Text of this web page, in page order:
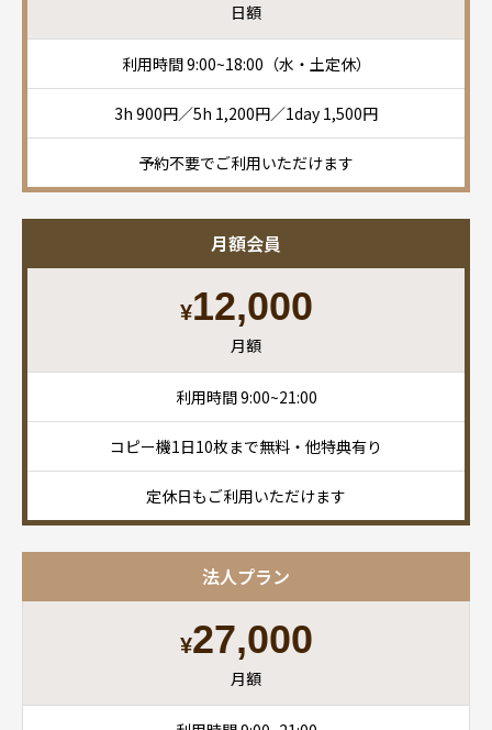
日額
利用時間 9:00~18:00（水・土定休）
3h 900円／5h 1,200円／1day 1,500円
予約不要でご利用いただけます
月額会員
¥12,000
月額
利用時間 9:00~21:00
コピー機1日10枚まで無料・他特典有り
定休日もご利用いただけます
法人プラン
¥27,000
月額